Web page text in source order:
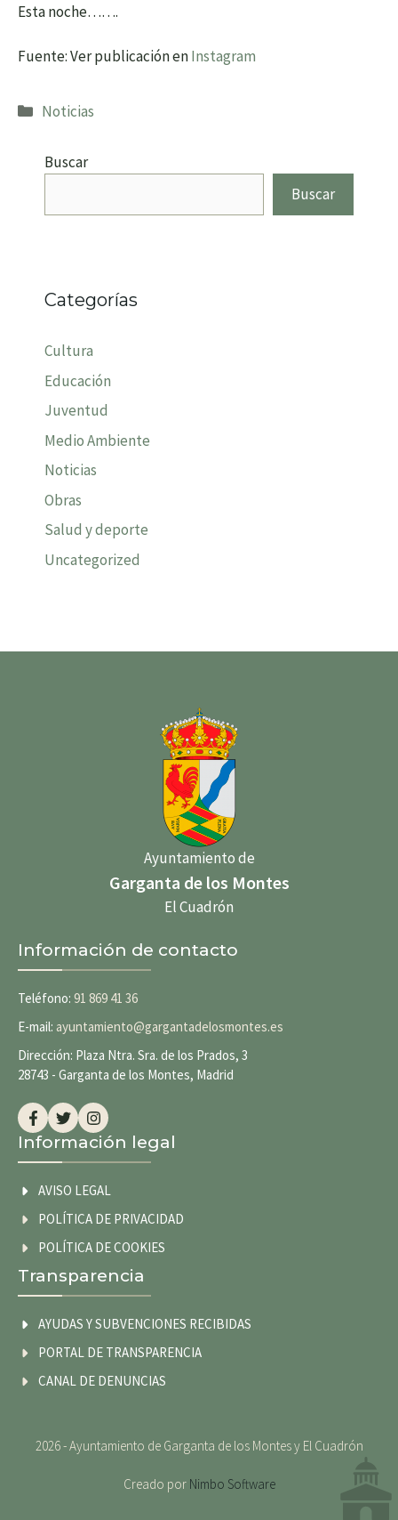
Esta noche…….
Fuente: Ver publicación enInstagram
Categorías
Noticias
Buscar
Buscar
Categorías
Cultura
Educación
Juventud
Medio Ambiente
Noticias
Obras
Salud y deporte
Uncategorized
Ayuntamiento de
Garganta de los Montes
El Cuadrón
Información de contacto
Teléfono: 91 869 41 36
E-mail: ayuntamiento@gargantadelosmontes.es
Dirección: Plaza Ntra. Sra. de los Prados, 3
28743 - Garganta de los Montes, Madrid
Información legal
AVISO LEGAL
POLÍTICA DE PRIVACIDAD
POLÍTICA DE COOKIES
Transparencia
AYUDAS Y SUBVENCIONES RECIBIDAS
PORTAL DE TRANSPARENCIA
CANAL DE DENUNCIAS
2026 - Ayuntamiento de Garganta de los Montes y El Cuadrón
Creado por Nimbo Software